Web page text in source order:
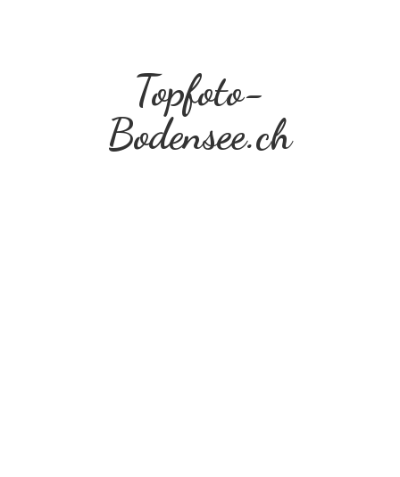
Topfoto-
Bodensee.ch